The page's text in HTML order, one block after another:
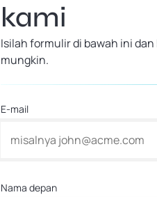
kami
Isilah formulir di bawah ini
mungkin.
E-mail
Nama depan